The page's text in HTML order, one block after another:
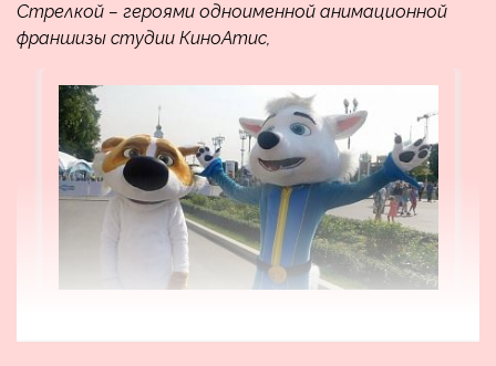
Стрелкой – героями одноименной анимационной
франшизы студии КиноАтис,